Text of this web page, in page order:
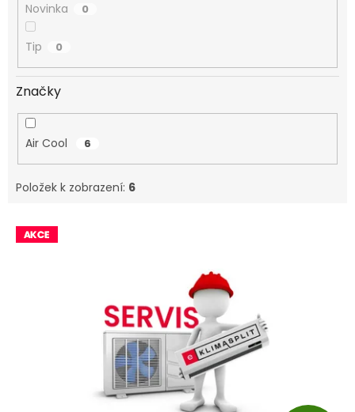
Novinka 0
Tip 0
Značky
Air Cool 6
Položek k zobrazení: 6
V